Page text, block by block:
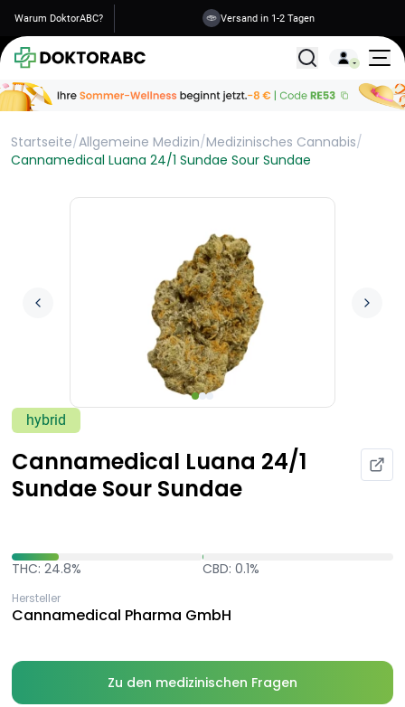
Warum DoktorABC? Versand in 1-2 Tagen
Alle
Startseite/Allgemeine Medizin/Medizinisches Cannabis/
Cannamedical Luana 24/1 Sundae Sour Sundae
hybrid
Cannamedical Luana 24/1
Sundae Sour Sundae
THC: 24.8% CBD: 0.1%
Hersteller
Cannamedical Pharma GmbH
Zu den medizinischen Fragen